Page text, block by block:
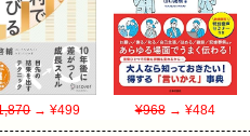
→ ¥499 ¥968→ ¥484